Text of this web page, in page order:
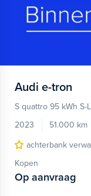
Audi e-tron
S quattro 95 kWh S-
2023
51.000 km
achterbank
Kopen
Op aanvraag